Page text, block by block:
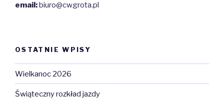
email:biuro@cwgrota.pl
OSTATNIE WPISY
Wielkanoc 2026
Świąteczny rozkład jazdy